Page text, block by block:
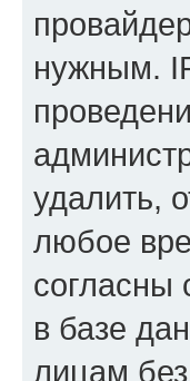
нужным.
удалить,
любое
согласны
в базе
лицам